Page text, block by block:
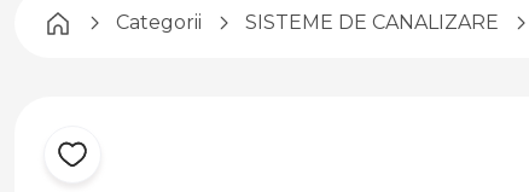
Pagina principală
Categorii SISTEME DE CANALIZARE